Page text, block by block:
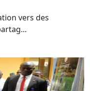
vers des